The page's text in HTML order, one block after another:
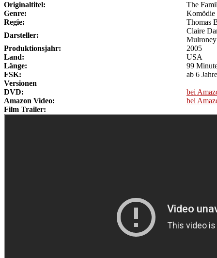
Originaltitel:
The
Genre:
Komödie
Regie:
Thomas
Darsteller:
Claire
Mulroney
Produktionsjahr:
2005
Land:
USA
Länge:
99
FSK:
ab 6
Versionen
DVD:
bei
Amazon Video:
bei
Film Trailer: